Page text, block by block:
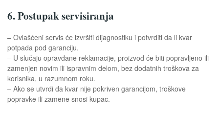
6. Postupak servisiranja
– Ovlašćeni servis će izvršiti dijagnostiku i potvrditi da li kvar
potpada pod garanciju.
– U slučaju opravdane reklamacije, proizvod će biti popravljeno ili
zamenjen novim ili ispravnim delom, bez dodatnih troškova za
korisnika, u razumnom roku.
– Ako se utvrdi da kvar nije pokriven garancijom, troškove
popravke ili zamene snosi kupac.